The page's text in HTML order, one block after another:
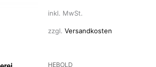
inkl. MwSt.
zzgl. Versandkosten
HEBOLD
Optionen
auf